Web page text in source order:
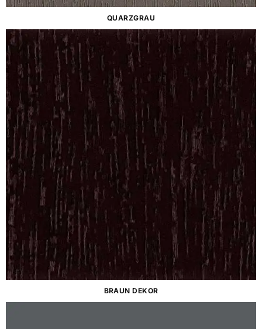
QUARZGRAU
BRAUN DEKOR